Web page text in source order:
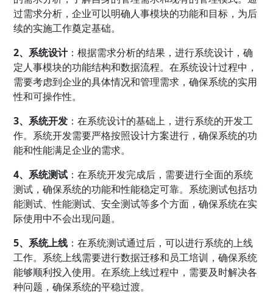
过需求分析，企业可以明确人事模块的功能和目标，为后
续的实施工作奠定基础。
2、系统设计：根据需求分析的结果，进行系统设计，确
定人事模块的功能结构和数据流程。在系统设计过程中，
需要考虑到企业的具体情况和管理需求，确保系统的实用
性和可操作性。
3、系统开发 ：在系统设计的基础上，进行系统的开发工
作。系统开发需要严格按照设计方案进行，确保系统的功
能和性能满足企业的需求。
4、系统测试 ：在系统开发完成后，需要进行全面的系统
测试，确保系统的功能和性能稳定可靠。系统测试包括功
能测试、性能测试、安全测试等多个方面，确保系统在实
际使用中不会出现问题。
5、系统上线 ：在系统测试通过后，可以进行系统的上线
工作。系统上线需要进行数据迁移和员工培训，确保系统
能够顺利投入使用。在系统上线过程中，需要及时解决各
种问题，确保系统的平稳过渡。